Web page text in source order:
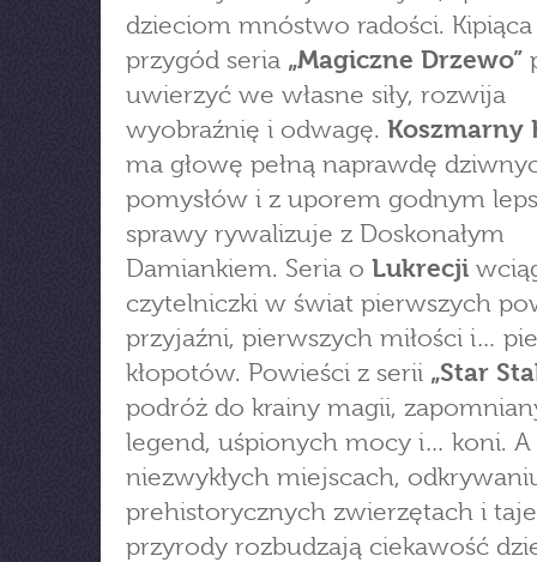
dzieciom mnóstwo radości.
przygód seria „Magiczne Drzewo”
uwierzyć we własne siły, rozwija
wyobraźnię i odwagę. Koszmarny
ma głowę pełną naprawdę
pomysłów i z uporem godnym
sprawy rywalizuje z Doskonałym
Damiankiem. Seria o Lukrecji
czytelniczki w świat pierwszych
przyjaźni, pierwszych miłości i…
kłopotów. Powieści z serii „Star
podróż do krainy magii,
legend, uśpionych mocy i… koni. A
niezwykłych miejscach,
prehistorycznych zwierzętach i
przyrody rozbudzają ciekawość